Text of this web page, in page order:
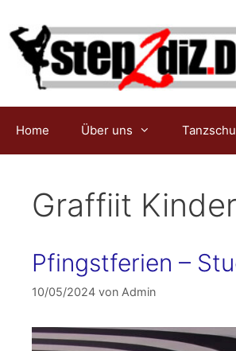
Inhalt
springen
Home Über uns
Graffiit
Pfingstferien –
10/05/2024 von Admin